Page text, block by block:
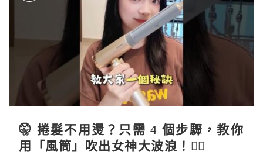
🤫 捲髮不用燙？只需 4 個步驟，教你
用「風筒」吹出女神大波浪！💇‍♀️